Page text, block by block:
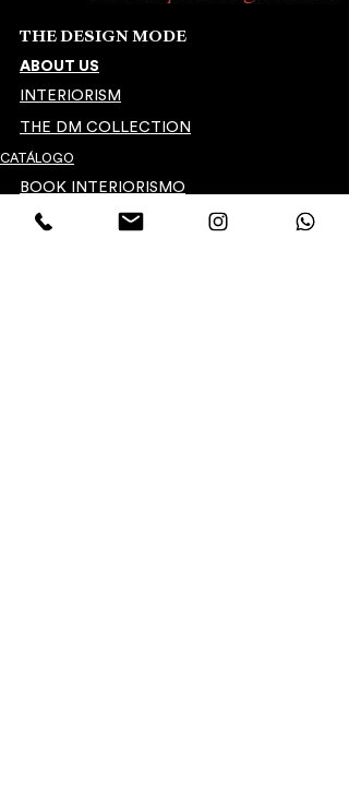
THE DESIGN MODE
ABOUT US
INTERIORISM
THE DM COLLECTION
CATÁLOGO
BOOK INTERIORISMO